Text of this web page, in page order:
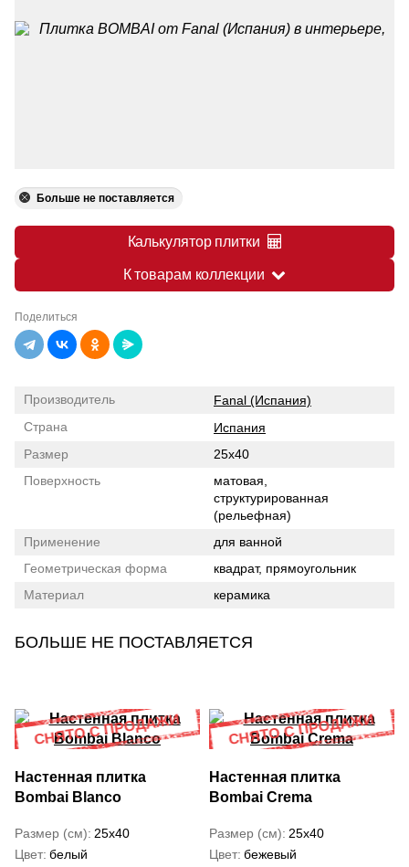
Больше не поставляется
Калькулятор плитки
К товарам коллекции
Поделиться
Производитель
Fanal (Испания)
Страна
Испания
Размер
25x40
Поверхность
матовая,
структурированная
(рельефная)
Применение
для ванной
Геометрическая форма
квадрат, прямоугольник
Материал
керамика
БОЛЬШЕ НЕ ПОСТАВЛЯЕТСЯ
Настенная плитка
Bombai Blanco
Размер (см) 25x40
Цвет белый
Настенная плитка
Bombai Crema
Размер (см) 25x40
Цвет бежевый